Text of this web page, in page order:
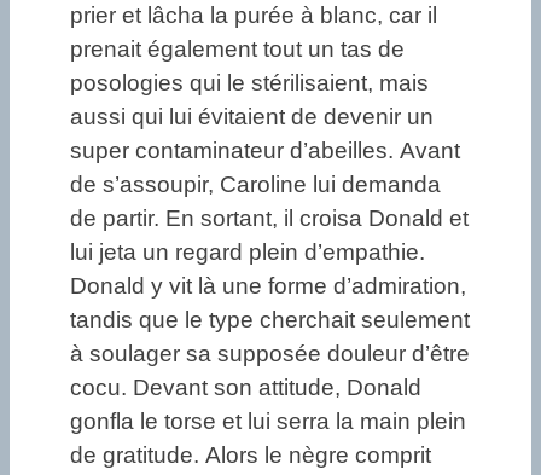
prier et lâcha la purée à blanc, car il
prenait également tout un tas de
posologies qui le stérilisaient, mais
aussi qui lui évitaient de devenir un
super contaminateur d’abeilles. Avant
de s’assoupir, Caroline lui demanda
de partir. En sortant, il croisa Donald et
lui jeta un regard plein d’empathie.
Donald y vit là une forme d’admiration,
tandis que le type cherchait seulement
à soulager sa supposée douleur d’être
cocu. Devant son attitude, Donald
gonfla le torse et lui serra la main plein
de gratitude. Alors le nègre comprit